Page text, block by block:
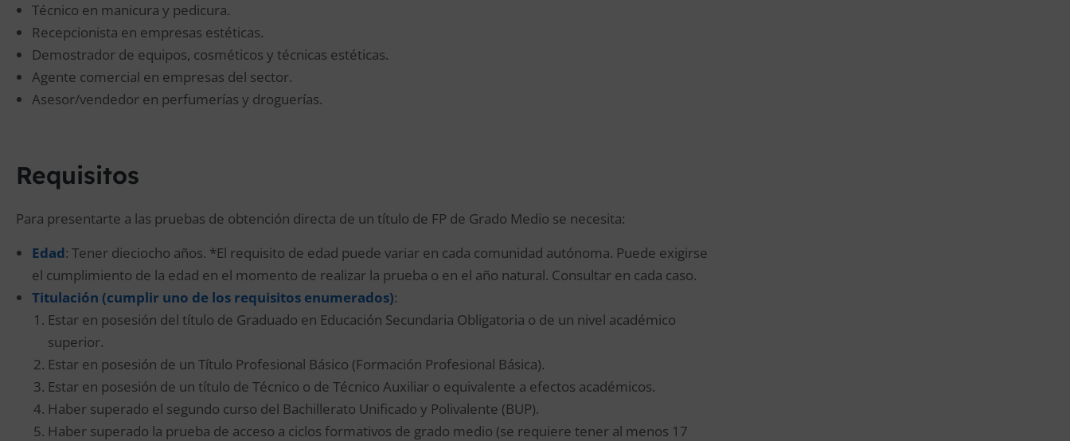
Técnico en manicura y pedicura.
Recepcionista en empresas estéticas.
Demostrador de equipos, cosméticos y técnicas estéticas.
Agente comercial en empresas del sector.
Asesor/vendedor en perfumerías y droguerías.
Requisitos
Para presentarte a las pruebas de obtención directa de un título de FP de Grado Medio se necesita:
Edad: Tener dieciocho años. *El requisito de edad puede variar en cada comunidad autónoma. Puede exigirse
el cumplimiento de la edad en el momento de realizar la prueba o en el año natural. Consultar en cada caso.
Titulación (cumplir uno de los requisitos enumerados):
Estar en posesión del título de Graduado en Educación Secundaria Obligatoria o de un nivel académico
superior.
Estar en posesión de un Título Profesional Básico (Formación Profesional Básica).
Estar en posesión de un título de Técnico o de Técnico Auxiliar o equivalente a efectos académicos.
Haber superado el segundo curso del Bachillerato Unificado y Polivalente (BUP).
Haber superado la prueba de acceso a ciclos formativos de grado medio (se requiere tener al menos 17